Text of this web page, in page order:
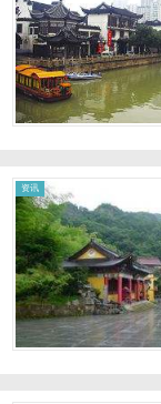
资讯